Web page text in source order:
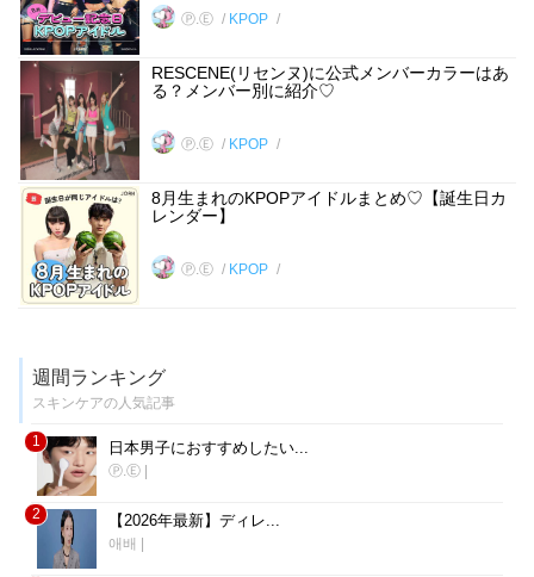
Ⓟ.Ⓔ KPOP
RESCENE(リセンヌ)に公式メンバーカラーはあ
る？メンバー別に紹介♡
Ⓟ.Ⓔ KPOP
8月生まれのKPOPアイドルまとめ♡【誕生日カ
レンダー】
Ⓟ.Ⓔ KPOP
週間ランキング
スキンケアの人気記事
1 日本男子におすすめしたい...
Ⓟ.Ⓔ
2 【2026年最新】ディレ...
애배